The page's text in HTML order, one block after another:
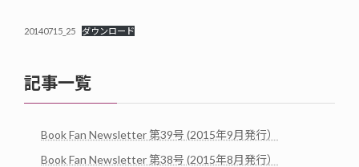
20140715_25 ダウンロード
記事一覧
Book Fan Newsletter 第39号 (2015年9月発行）
Book Fan Newsletter 第38号 (2015年8月発行）